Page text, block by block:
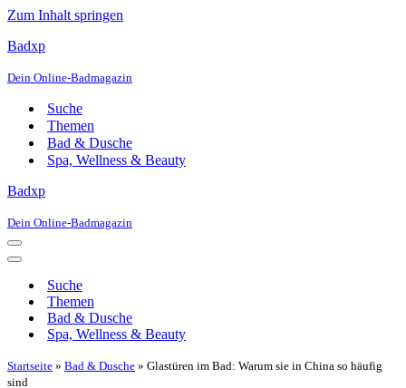
Zum Inhalt springen
Badxp
Dein Online-Badmagazin
Suche
Themen
Bad & Dusche
Spa, Wellness & Beauty
Badxp
Dein Online-Badmagazin
Navigationsmenü
Navigationsmenü
Suche
Themen
Bad & Dusche
Spa, Wellness & Beauty
Startseite » Bad & Dusche » Glastüren im Bad: Warum sie in China so häufig
sind